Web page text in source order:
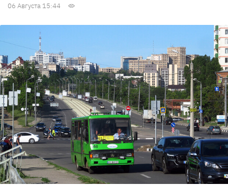
06 Августа 15:44